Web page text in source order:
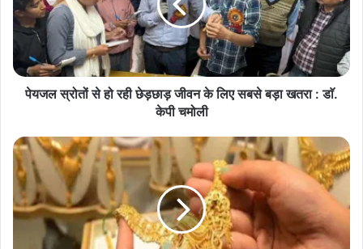
स्रो
तों
र
छा
ड़
जी
न
पेयजल स्रोतों से हो रही छेड़छाड़ जीवन के लिए सबसे बड़ा खतरा : डाॅ.
केपी चमोली
G
o
P